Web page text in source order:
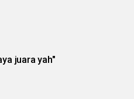
juara yah"